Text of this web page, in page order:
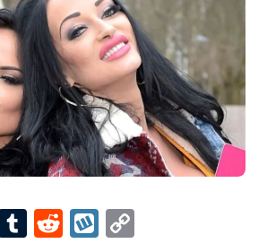
Tumblr
RedditWykop